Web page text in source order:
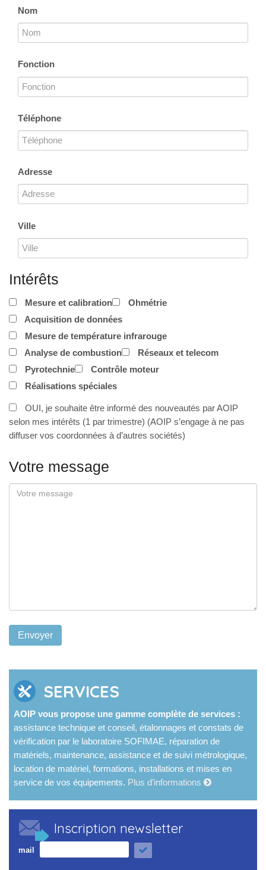
Nom
Fonction
Téléphone
Adresse
Ville
Intérêts
Mesure et calibration
Ohmétrie
Acquisition de données
Mesure de température infrarouge
Analyse de combustion
Réseaux et telecom
Pyrotechnie
Contrôle moteur
Réalisations spéciales
OUI, je souhaite être informé des nouveautés par AOIP
selon mes intérêts (1 par trimestre) (AOIP s’engage à ne pas
diffuser vos coordonnées à d’autres sociétés)
Votre message
SERVICES
AOIP vous propose une gamme complète de services :
assistance technique et conseil, étalonnages et constats de
vérification par le laboratoire SOFIMAE, réparation de
matériels, maintenance, assistance et de suivi métrologique,
location de matériel, formations, installations et mises en
service de vos équipements. Plus d’informations
Inscription newsletter
mail